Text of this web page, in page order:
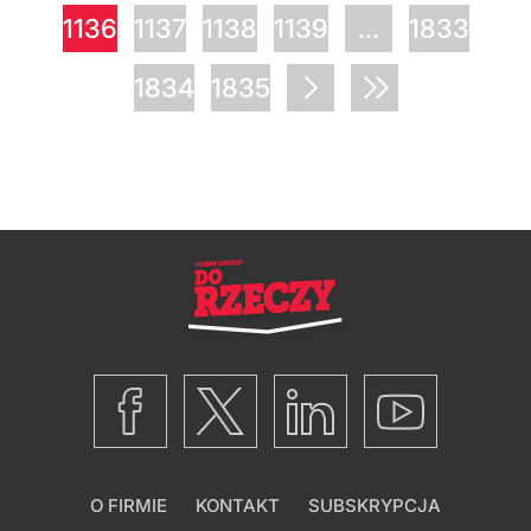
1136
1137 1138 1139 ...
1833
1834
1835
O FIRMIE KONTAKT
SUBSKRYPCJA